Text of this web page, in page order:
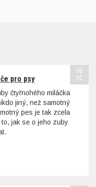
pro psy
čtyřnohého miláčka
jiný, než samotný
pes je tak zcela
jak se o jeho zuby
06
01